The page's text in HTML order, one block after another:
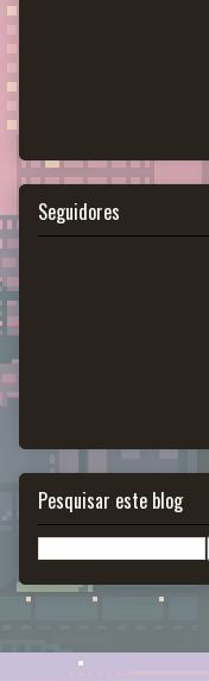
Seguidores
Pesquisar este blog